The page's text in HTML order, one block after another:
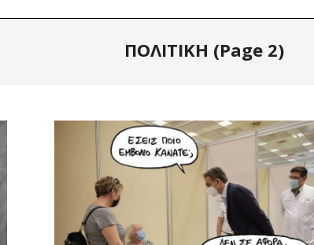
ΠΟΛΙΤΙΚΗ (Page 2)